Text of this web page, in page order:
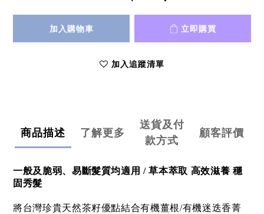
加入購物車 立即購買
加入追蹤清單
商品描述 了解更多
送貨及付
款方式
顧客評價
一般及脆弱、易斷髮質均適用 / 草本萃取 高效滋養 穩
固秀髮
將台灣珍貴天然茶籽優點結合有機薑根/有機迷迭香菁